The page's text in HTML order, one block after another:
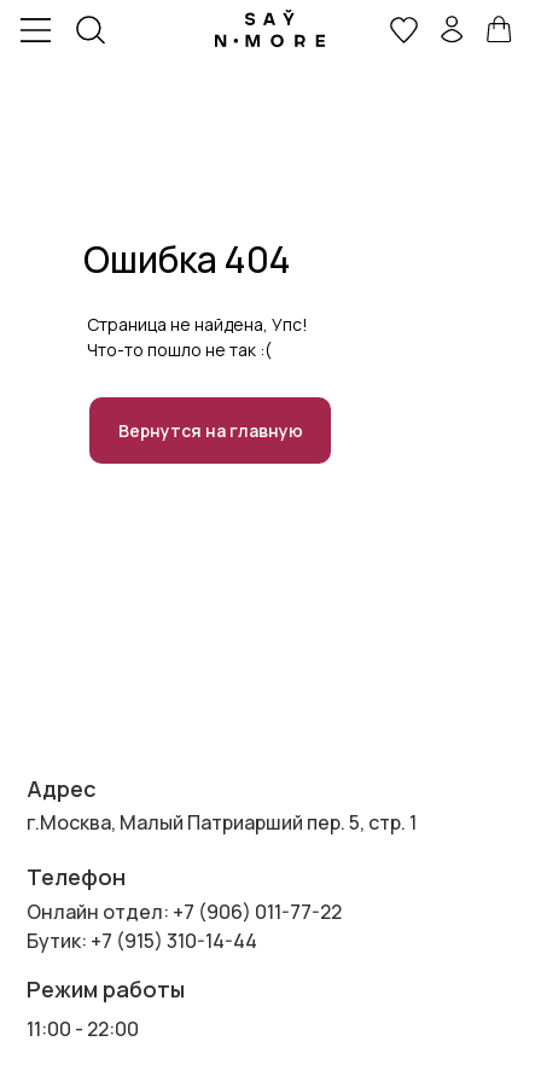
Ошибка 404
Страница не найдена, Упс!
Что-то пошло не так :(
Вернутся на главную
Адрес
г.Москва, Малый Патриарший пер. 5, стр. 1
Режим работы
11:00 - 22:00
Телефон
Онлайн отдел: +7 (906) 011-77-22
Бутик: +7 (915) 310-14-44